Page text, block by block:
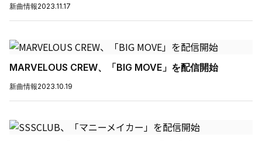
新曲情報2023.11.17
MARVELOUS CREW、「BIG MOVE」を配信開始
新曲情報2023.10.19